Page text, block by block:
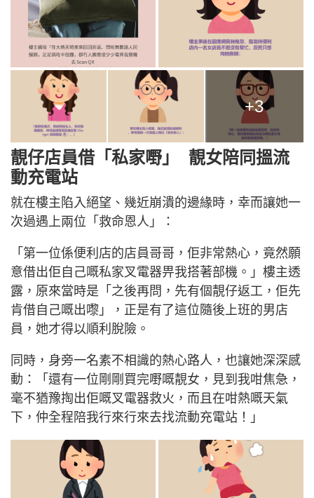
+3
靚仔店員借「私家嘢」 靚女陪同搵流
動充電站
就在樓主陷入絕望、幾近崩潰的邊緣時，幸而讓她一
次過遇上兩位「救命恩人」：
「第一位係便利店的店員哥哥，佢非常熱心，竟然願
意借出佢自己嘅私家叉電器畀我搭著部機。」樓主透
露，原來當時是「之後再問，先有個靚仔返工，佢先
肯借自己嘅出嚟」，正是有了這位隨後上班的男店
員，她才得以順利脫險。
同時，身旁一名素不相識的熱心路人，也讓她深深感
動：「還有一位剛剛買完嘢嘅靚女，見到我咁焦急，
毫不猶豫掏出佢嘅叉電器救火，而且在咁熱嘅天氣
下，仲全程陪我行來行來去找流動充電站！」